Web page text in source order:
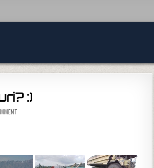
:)
ON CAND AI VOIE SA INJURI? :)